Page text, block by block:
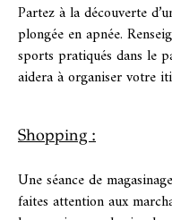
Partez à la découverte
plongée en apnée.
sports pratiqués dans le
aidera à organiser votre
Shopping :
Une séance de
faites attention aux